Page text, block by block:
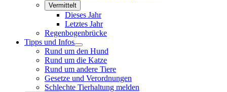
Vermittelt
Dieses Jahr
Letztes Jahr
Regenbogenbrücke
Tipps und Infos
Rund um den Hund
Rund um die Katze
Rund um andere Tiere
Gesetze und Verordnungen
Schlechte Tierhaltung melden